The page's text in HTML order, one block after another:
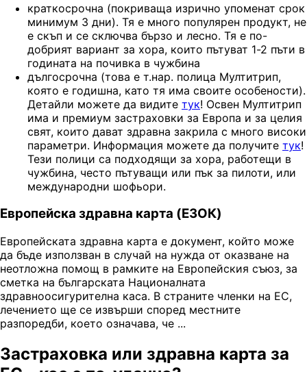
краткосрочна (покриваща изрично упоменат срок
минимум 3 дни). Тя е много популярен продукт, не
е скъп и се сключва бързо и лесно. Тя е по-
добрият вариант за хора, които пътуват 1-2 пъти в
годината на почивка в чужбина
дългосрочна (това е т.нар. полица Мултитрип,
която е годишна, като тя има своите особености).
Детайли можете да видите тук! Освен Мултитрип
има и премиум застраховки за Европа и за целия
свят, които дават здравна закрила с много високи
параметри. Информация можете да получите тук!
Тези полици са подходящи за хора, работещи в
чужбина, често пътуващи или пък за пилоти, или
международни шофьори.
Европейска здравна карта (ЕЗОК)
Европейската здравна карта е документ, който може
да бъде използван в случай на нужда от оказване на
неотложна помощ в рамките на Европейския съюз, за
сметка на българската Националната
здравноосигурителна каса. В страните членки на ЕС,
лечението ще се извърши според местните
разпоредби, което означава, че ...
Застраховка или здравна карта за